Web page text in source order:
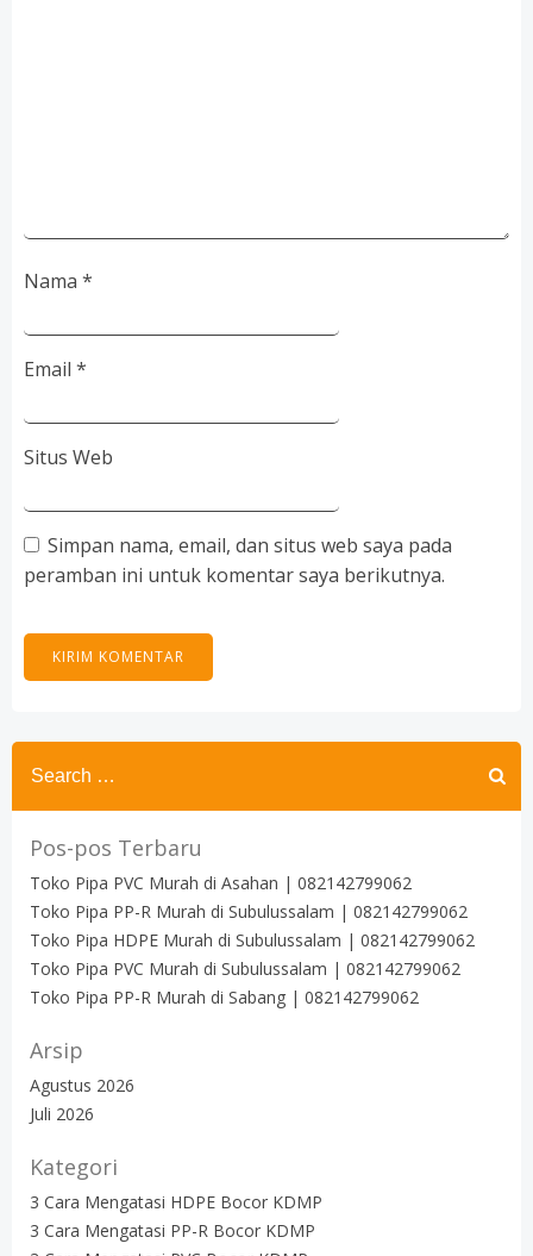
Nama *
Email *
Situs Web
Simpan nama, email, dan situs web saya pada
peramban ini untuk komentar saya berikutnya.
Search
for:
Pos-pos Terbaru
Toko Pipa PVC Murah di Asahan | 082142799062
Toko Pipa PP-R Murah di Subulussalam | 082142799062
Toko Pipa HDPE Murah di Subulussalam | 082142799062
Toko Pipa PVC Murah di Subulussalam | 082142799062
Toko Pipa PP-R Murah di Sabang | 082142799062
Arsip
Agustus 2026
Juli 2026
Kategori
3 Cara Mengatasi HDPE Bocor KDMP
3 Cara Mengatasi PP-R Bocor KDMP